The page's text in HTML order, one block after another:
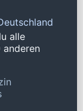
alle
anderen